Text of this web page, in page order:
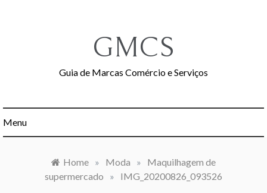
GMCS
Guia de Marcas Comércio e Serviços
Menu
Home » Moda »
Maquilhagem de
supermercado
» IMG_20200826_093526